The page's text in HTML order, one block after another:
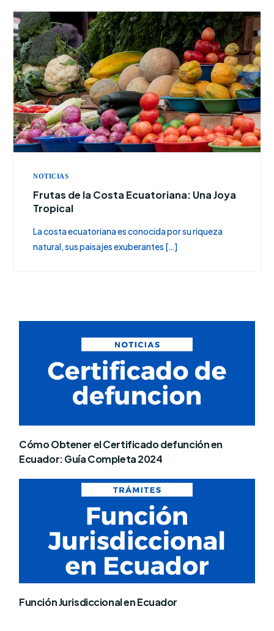
NOTICIAS
Frutas de la Costa Ecuatoriana: Una Joya
Tropical
La costa ecuatoriana es conocida por su riqueza
natural, sus paisajes exuberantes […]
Cómo Obtener el Certificado defunción en
Ecuador: Guía Completa 2024
Función Jurisdiccional en Ecuador